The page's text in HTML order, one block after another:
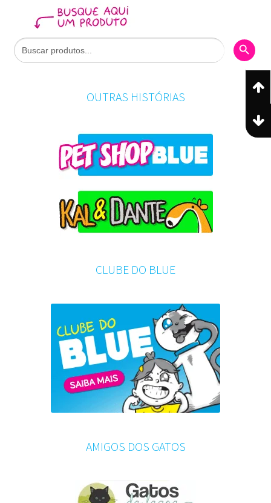
Search
for:
Search
OUTRAS HISTÓRIAS
CLUBE DO BLUE
AMIGOS DOS GATOS